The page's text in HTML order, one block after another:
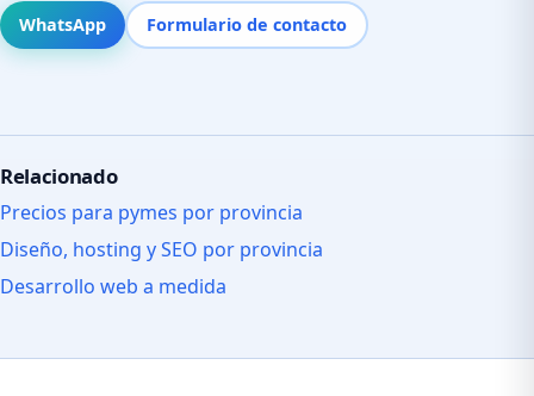
WhatsApp Formulario de contacto
Relacionado
Precios para pymes por provincia
Diseño, hosting y SEO por provincia
Desarrollo web a medida